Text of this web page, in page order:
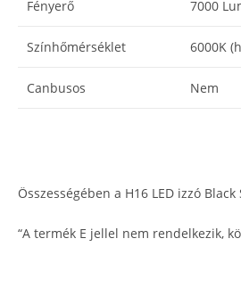
Fényerő 7000
Színhőmérséklet 6000K
Canbusos Nem
Összességében a H16 LED izzó
“A termék E jellel nem rendelkezik,